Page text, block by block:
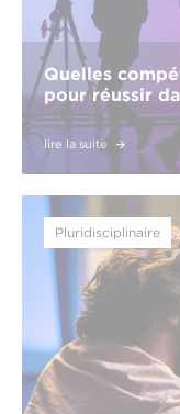
Quelles
pour réussir
lire la suite
Pluridisciplinaire